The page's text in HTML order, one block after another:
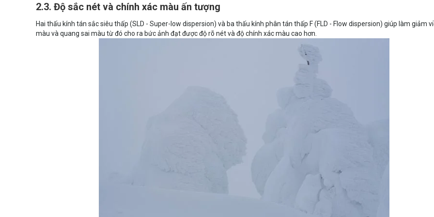
2.3. Độ sắc nét và chính xác màu ấn tượng
Hai thấu kính tán sắc siêu thấp (SLD - Super-low dispersion) và ba thấu kính phân tán thấp F (FLD - Flow dispersion) giúp làm giảm
màu và quang sai màu từ đó cho ra bức ảnh đạt được độ rõ nét và độ chính xác màu cao hơn.